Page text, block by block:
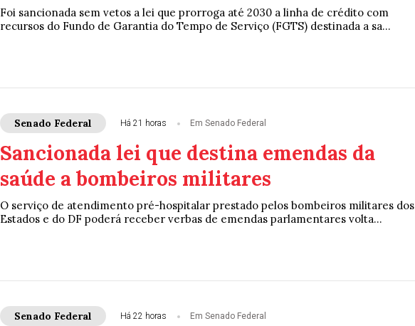
Foi sancionada sem vetos a lei que prorroga até 2030 a linha de crédito com
recursos do Fundo de Garantia do Tempo de Serviço (FGTS) destinada a sa...
Senado Federal Há 21 horas Em Senado Federal
Sancionada lei que destina emendas da
saúde a bombeiros militares
O serviço de atendimento pré-hospitalar prestado pelos bombeiros militares dos
Estados e do DF poderá receber verbas de emendas parlamentares volta...
Senado Federal Há 22 horas Em Senado Federal